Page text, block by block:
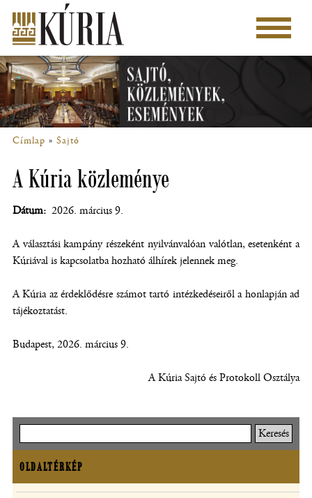
tartalomra
Főmenü
Címlap Sajtó
A Kúria közleménye
Dátum 2026. március 9.
A választási kampány részeként nyilvánvalóan valótlan, esetenként a
Kúriával is kapcsolatba hozható álhírek jelennek meg.
A Kúria az érdeklődésre számot tartó intézkedéseiről a honlapján ad
tájékoztatást.
Budapest, 2026. március 9.
A Kúria Sajtó és Protokoll Osztálya
Oldaltérkép
OLDALTÉRKÉP